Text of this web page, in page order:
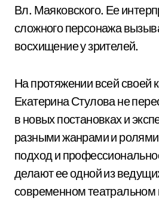
Вл. Маяковского. Ее
сложного персонажа
восхищение у зрителей.
На протяжении всей своей
Екатерина Стулова не
в новых постановках и
разными жанрами и
подход и
делают ее одной из
современном театральном